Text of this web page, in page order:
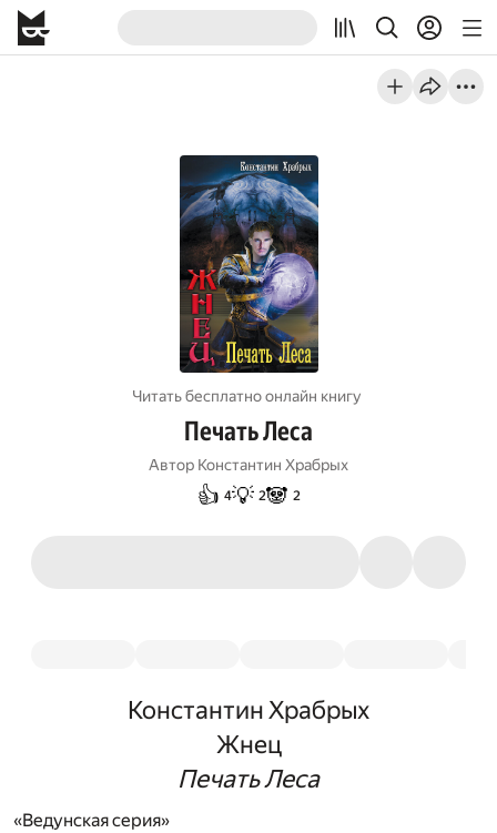
Читать бесплатно онлайн книгу
Печать Леса
Автор Константин Храбрых
👍 4💡 2🐼 2
Константин Храбрых
Жнец
Печать Леса
«Ведунская серия»